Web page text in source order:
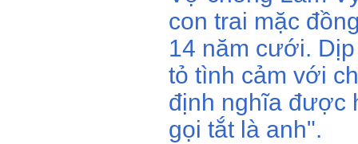
con trai mặc
14 năm cưới.
tỏ tình cảm với
định nghĩa được
gọi tắt là anh".